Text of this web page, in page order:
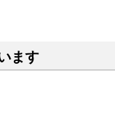
ます